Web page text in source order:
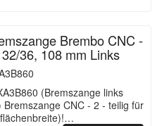
Brembo CNC -
36, 108 mm Links
(Bremszange links
CNC - 2 - teilig für